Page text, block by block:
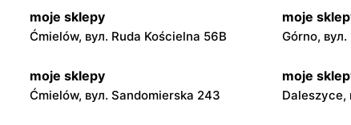
moje sklepy
Ćmielów, вул. Ruda Kościelna 56B
moje
Górno,
moje sklepy
Ćmielów, вул. Sandomierska 243
moje
Daleszyce,